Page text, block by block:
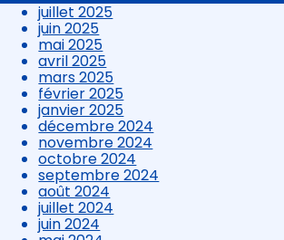
juillet 2025
juin 2025
mai 2025
avril 2025
mars 2025
février 2025
janvier 2025
décembre 2024
novembre 2024
octobre 2024
septembre 2024
août 2024
juillet 2024
juin 2024